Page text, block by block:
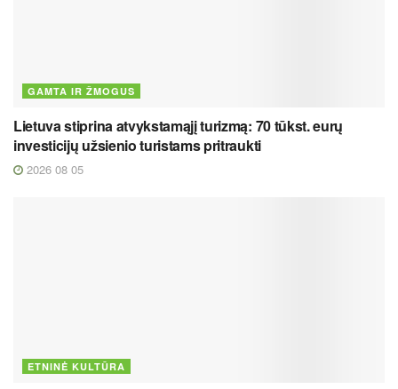
GAMTA IR ŽMOGUS
Lietuva stiprina atvykstamąjį turizmą: 70 tūkst. eurų
investicijų užsienio turistams pritraukti
2026 08 05
ETNINĖ KULTŪRA